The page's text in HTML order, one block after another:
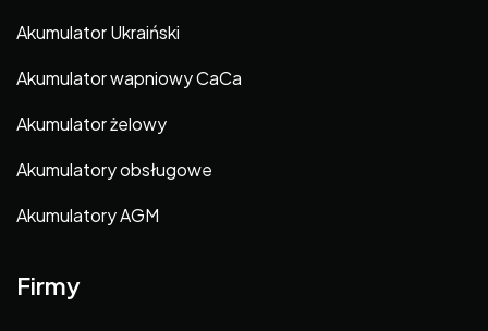
Akumulator Ukraiński
Akumulator wapniowy CaCa
Akumulator żelowy
Akumulatory obsługowe
Akumulatory AGM
Firmy